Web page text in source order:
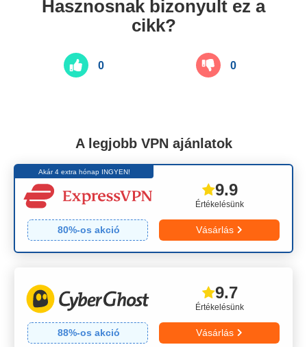
Hasznosnak bizonyult ez a
cikk?
0 0
A legjobb VPN ajánlatok
Akár 4 extra hónap INGYEN!
Értékelésünk
9.9
80%-os akció Vásárlás
Értékelésünk
9.7
88%-os akció Vásárlás